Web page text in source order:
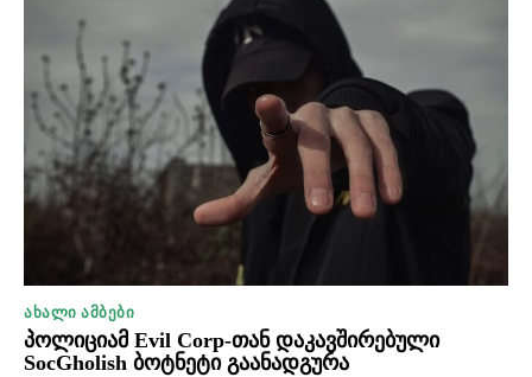
ᲐᲮᲐᲚᲘ ᲐᲛᲑᲔᲑᲘ
პოლიციამ Evil Corp-თან დაკავშირებული
SocGholish ბოტნეტი გაანადგურა